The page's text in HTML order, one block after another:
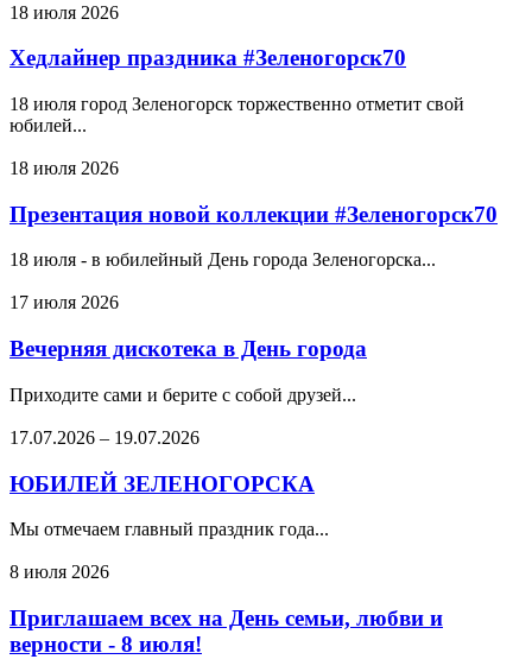
18 июля 2026
Хедлайнер праздника #Зеленогорск70
18 июля город Зеленогорск торжественно отметит свой
юбилей...
18 июля 2026
Презентация новой коллекции #Зеленогорск70
18 июля - в юбилейный День города Зеленогорска...
17 июля 2026
Вечерняя дискотека в День города
Приходите сами и берите с собой друзей...
17.07.2026 – 19.07.2026
ЮБИЛЕЙ ЗЕЛЕНОГОРСКА
Мы отмечаем главный праздник года...
8 июля 2026
Приглашаем всех на День семьи, любви и
верности - 8 июля!